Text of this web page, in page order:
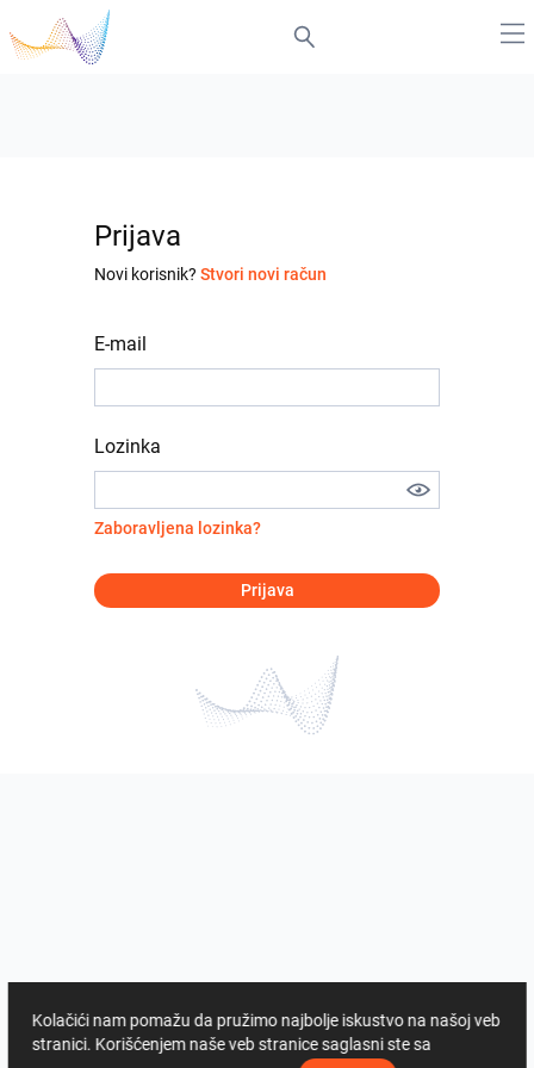
Prijava
Novi korisnik? Stvori novi račun
E-mail
Lozinka
Zaboravljena lozinka?
Prijava
Kolačići nam pomažu da pružimo najbolje iskustvo na našoj veb
stranici. Korišćenjem naše veb stranice saglasni ste sa